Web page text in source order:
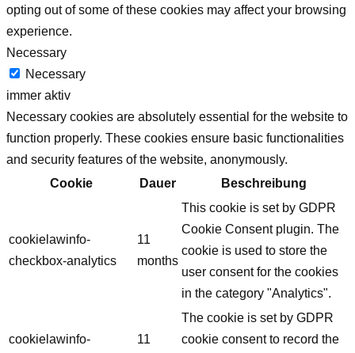
opting out of some of these cookies may affect your browsing
experience.
Necessary
Necessary
immer aktiv
Necessary cookies are absolutely essential for the website to
function properly. These cookies ensure basic functionalities
and security features of the website, anonymously.
Cookie
Dauer Beschreibung
cookielawinfo-
checkbox-analytics
11
months
This cookie is set by GDPR
Cookie Consent plugin. The
cookie is used to store the
user consent for the cookies
in the category "Analytics".
cookielawinfo-
11
The cookie is set by GDPR
cookie consent to record the